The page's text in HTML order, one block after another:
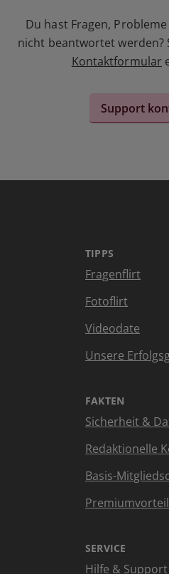
Du hast Fragen,
nicht beantwortet werden?
Kontaktformular
Support
TIPPS
Fragenflirt
Fotoflirt
Videodate
Unsere
FAKTEN
Sicherheit &
Redaktionelle
Basis-
SERVICE
Hilfe & Support